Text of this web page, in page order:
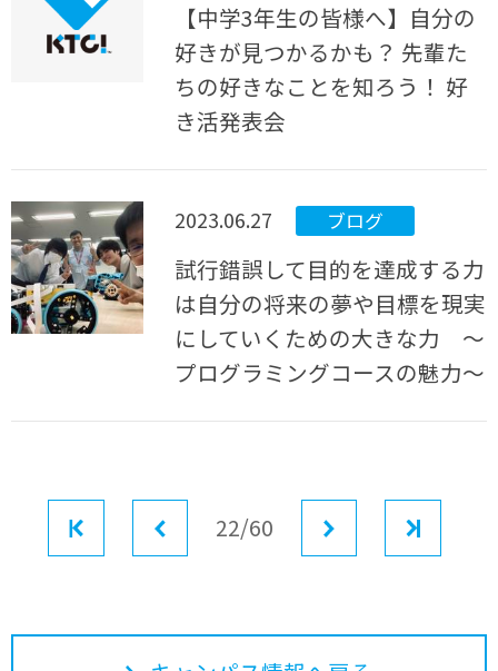
【中学3年生の皆様へ】自分の
好きが見つかるかも？ 先輩た
ちの好きなことを知ろう！ 好
き活発表会
2023.06.27 ブログ
試行錯誤して目的を達成する力
は自分の将来の夢や目標を現実
にしていくための大きな力 ～
プログラミングコースの魅力～
前へ22/60